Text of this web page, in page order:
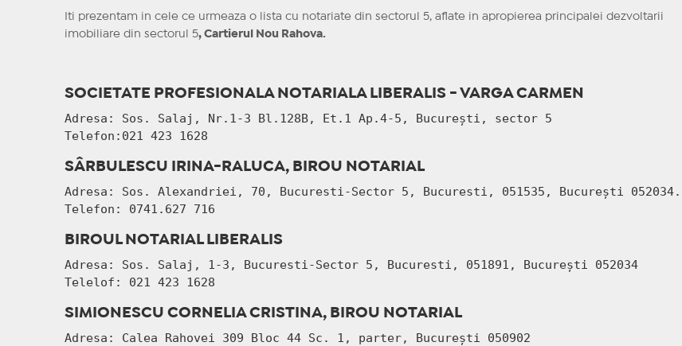
Iti prezentam in cele ce urmeaza o lista cu notariate din sectorul 5, aflate in apropierea principalei dezvoltarii
imobiliare din sectorul 5, Cartierul Nou Rahova.
SOCIETATE PROFESIONALA NOTARIALA LIBERALIS - VARGA CARMEN
Adresa: Sos. Salaj, Nr.1-3 Bl.128B, Et.1 Ap.4-5, București, sector 5
Telefon: 021 423 1628
SÂRBULESCU IRINA-RALUCA, BIROU NOTARIAL
Adresa: Sos. Alexandriei, 70, Bucuresti-Sector 5, Bucuresti, 051535, București 052034.
Telefon: 0741.627 716
BIROUL NOTARIAL LIBERALIS
Adresa: Sos. Salaj, 1-3, Bucuresti-Sector 5, Bucuresti, 051891, București 052034
Telelof: 021 423 1628
SIMIONESCU CORNELIA CRISTINA, BIROU NOTARIAL
Adresa: Calea Rahovei 309 Bloc 44 Sc. 1, parter, București 050902